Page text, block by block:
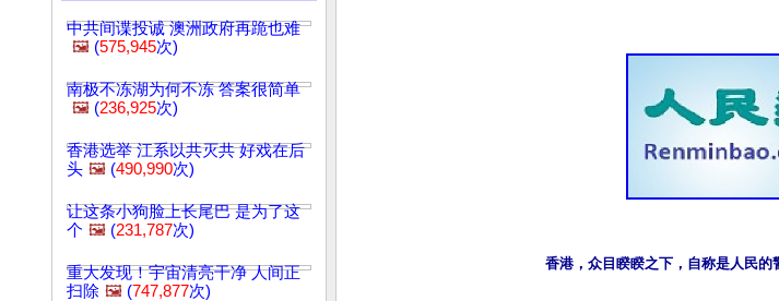
中共间谍投诚 澳洲政府再跪也难
🖼️ (575,945次)
南极不冻湖为何不冻 答案很简单
🖼️ (236,925次)
香港选举 江系以共灭共 好戏在后
头 🖼️ (490,990次)
让这条小狗脸上长尾巴 是为了这
个 🖼️ (231,787次)
重大发现！宇宙清亮干净 人间正
扫除 🖼️ (747,877次)
香港，众目睽睽之下，自称是人民的